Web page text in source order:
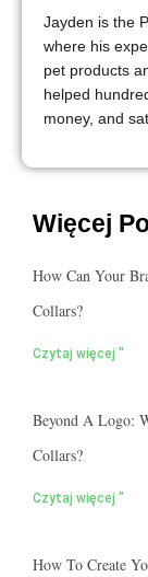
Jayden is the
where his
pet products
helped
money, and
Więcej
How Can Your
Collars?
Czytaj więcej "
Beyond A Logo:
Collars?
Czytaj więcej "
How To Create